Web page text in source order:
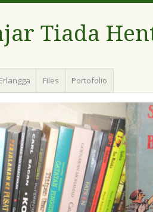
Tiada
Erlangga Files Portofolio